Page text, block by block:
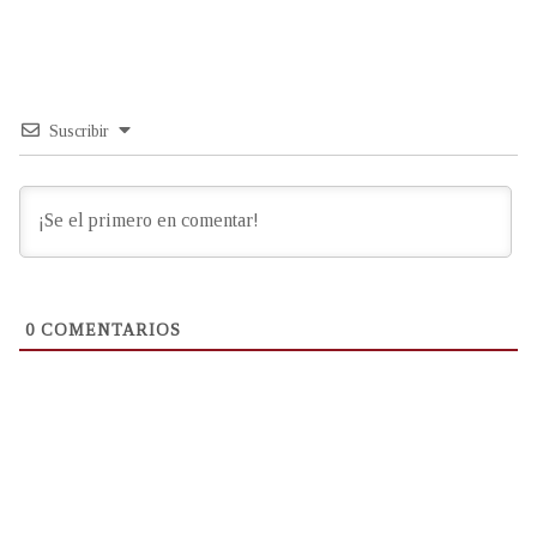
Suscribir
0 COMENTARIOS